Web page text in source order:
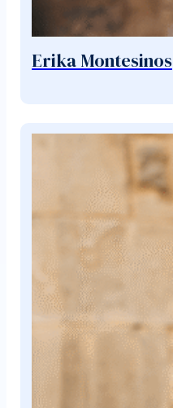
Erika Montesinos